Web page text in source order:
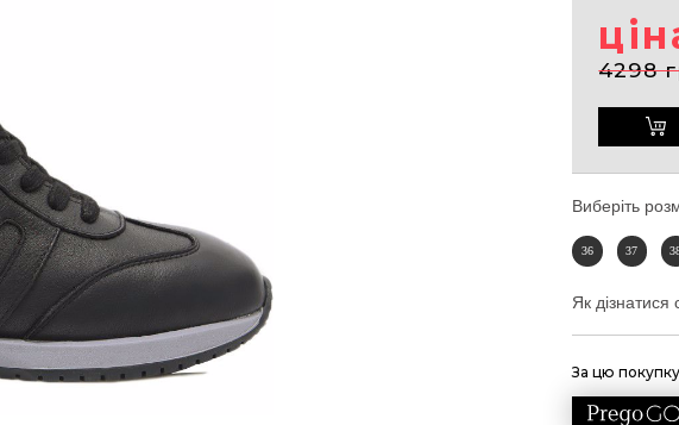
4298
Виберіть
36 37
Як дізнатися
За цю